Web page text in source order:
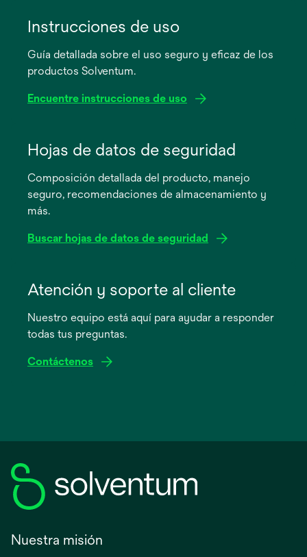
Instrucciones de uso
Guía detallada sobre el uso seguro y eficaz de los
productos Solventum.
Encuentre instrucciones de uso
abre
pestaña
nueva
Hojas de datos de seguridad
Composición detallada del producto, manejo
seguro, recomendaciones de almacenamiento y
más.
Buscar hojas de datos de seguridad
abre
pestaña
Atención y soporte al cliente
Nuestro equipo está aquí para ayudar a responder
todas tus preguntas.
Contáctenos
Nuestra misión